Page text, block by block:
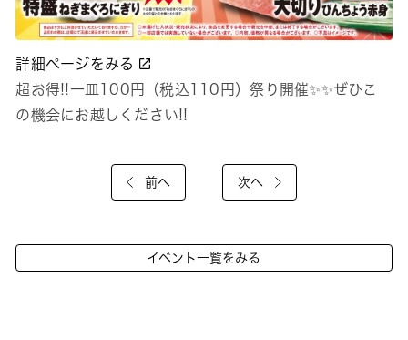
詳細ページをみる
超お得!!一皿100円（税込110円）祭り開催✨✨ぜひこ
の機会にお越しください!!
前へ 次へ
イベント一覧をみる